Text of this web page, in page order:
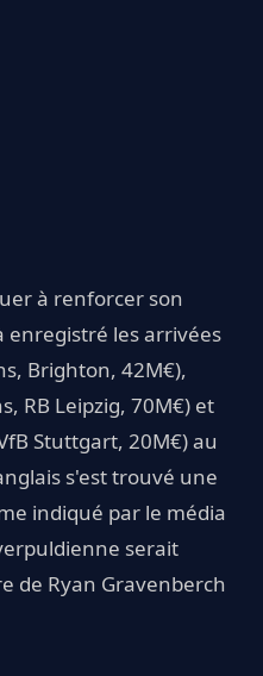
à renforcer son
enregistré les arrivées
Brighton, 42M€),
RB Leipzig, 70M€) et
Stuttgart, 20M€) au
s'est trouvé une
indiqué par le média
serait
de Ryan Gravenberch